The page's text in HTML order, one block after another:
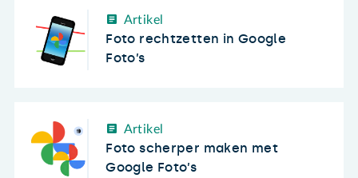
Artikel
Foto rechtzetten in Google
Foto’s
Artikel
Foto scherper maken met
Google Foto’s